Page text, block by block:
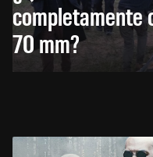
completamente
70 mm?